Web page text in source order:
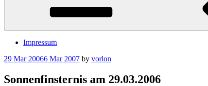
Impressum
Posted
29 Mar 20066 Mar 2007 by vorlon
Sonnenfinsternis am 29.03.2006